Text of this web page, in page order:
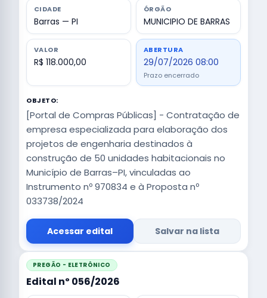
CIDADE
Barras — PI
ÓRGÃO
MUNICIPIO DE BARRAS
VALOR
R$ 118.000,00
ABERTURA
29/07/2026 08:00
Prazo encerrado
OBJETO:
[Portal de Compras Públicas] - Contratação de
empresa especializada para elaboração dos
projetos de engenharia destinados à
construção de 50 unidades habitacionais no
Município de Barras–PI, vinculadas ao
Instrumento nº 970834 e à Proposta nº
033738/2024
Acessar edital Salvar na lista
PREGÃO - ELETRÔNICO
Edital nº 056/2026